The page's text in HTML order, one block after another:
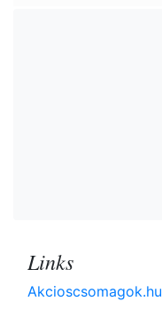
Links
Akcioscsomagok.hu